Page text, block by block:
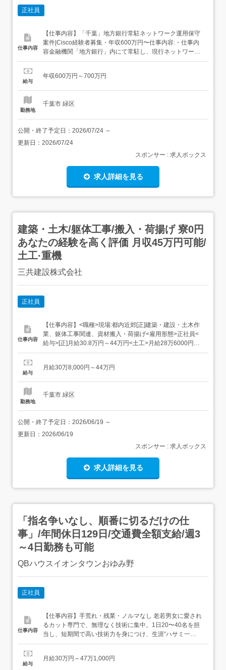
正社員
仕事内容
【仕事内容】「千葉」地方銀行常駐ネットワーク運用保守
案件|Cisco経験者募集・年収600万円〜仕事内容:・仕事内
容金融機関「地方銀行」内にて常駐し、現行ネットワーク
の運用保守および新要件に伴う小〜中規模な増設・変更対
様の要件に合わせた現行設定からの変更方法の検討「設計
給与
年収600万円～700万円
勤務地
千葉市 緑区
公開・終了予定日： 2026/07/24 ～
更新日： 2026/07/24
スポンサー : 求人ボックス
求人詳細を見る
建築・土木/躯体工事/搬入・荷揚げ 寮0円
あなたの経験を高く評価 月収45万円可能/
土工·重機
三共建設株式会社
正社員
仕事内容
【仕事内容】<職種>現場:都内近郊[正]建築・建設・土木作
業、躯体工事関連、資材搬入・荷揚げ<雇用形態>正社員<
給与>[正]月給30.8万円～44万円<土工>月給28万6000円～
44万円+時間外手当全額支給+資格手当+賞与 経験・資格に
4000円～ 休日出勤の場合、割増賃金支給<年収例>初年度/
給与
月給30万8,000円～44万円
勤務地
千葉市 緑区
公開・終了予定日： 2026/06/19 ～
更新日： 2026/06/19
スポンサー : 求人ボックス
求人詳細を見る
「指名争いなし、順番に切るだけの仕
事」/年間休日129日/交通費全額支給/週3
～4日勤務も可能
QBハウスイオンタウンおゆみ野
正社員
仕事内容
【仕事内容】手荒れ・残業・ノルマなし 老若男女に愛され
るカット専門で、無理なく技術に集中。1日20〜40名を担
当し、短期間で高い技術力を身につけ、生涯“ハサミ一
本”で活躍可能です。˚ ₊⁎⁎⁺˳ ༚ 働く魅力は?˚ ₊⁎⁎⁺˳ ༚1 安定高
地域手当・家賃補助あり。2 身体への負担なしシャンプ
給与
月給30万円～47万1,000円